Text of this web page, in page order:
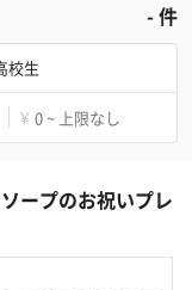
-件
校生
¥ 0 ~ 上限なし
ープのお祝いプレ